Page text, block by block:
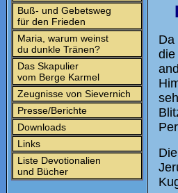
Buß- und Gebetsweg
für den Frieden
Maria, warum weinst
du dunkle Tränen?
Das Skapulier
vom Berge Karmel
Zeugnisse von Sievernich
Presse/Berichte
Downloads
Links
Liste Devotionalien
und Bücher
Da
die